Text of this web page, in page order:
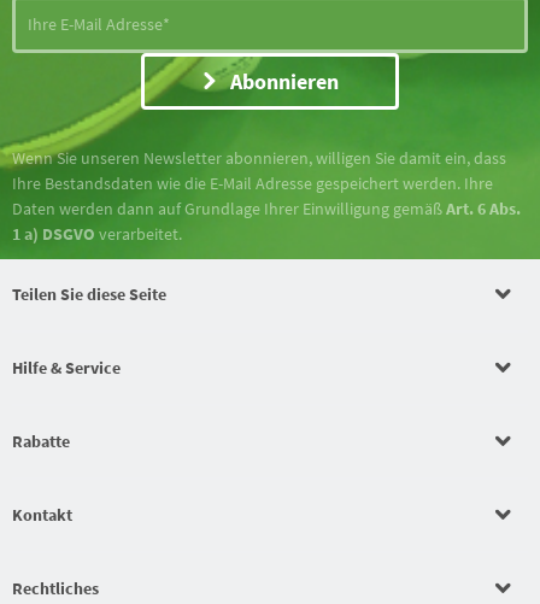
Abonnieren
Wenn Sie unseren Newsletter abonnieren, willigen Sie damit ein, dass
Ihre Bestandsdaten wie die E-Mail Adresse gespeichert werden. Ihre
Daten werden dann auf Grundlage Ihrer Einwilligung gemäßArt. 6 Abs.
1 a) DSGVO verarbeitet.
Teilen Sie diese Seite
Hilfe & Service
Rabatte
Kontakt
Rechtliches